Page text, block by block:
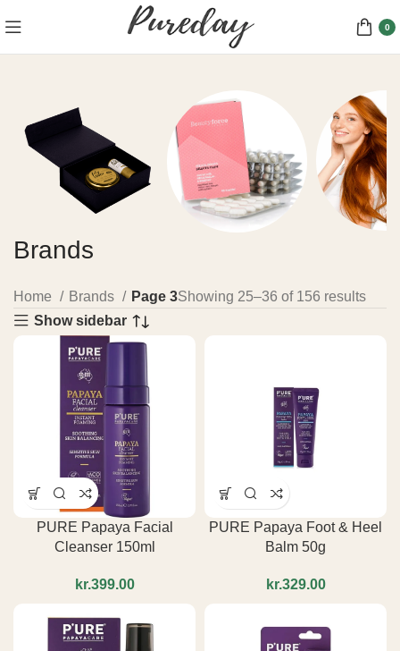
0
Gavesæt
8 products
Brands
Home Brands Page 3Showing 25–36 of 156 results
Show sidebar
PURE Papaya Facial
Cleanser 150ml
kr.
PURE Papaya Foot & Heel
Balm 50g
kr.